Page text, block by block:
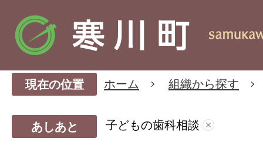
現在の位置 ホーム 組織から探す
あしあと 子どもの歯科相談